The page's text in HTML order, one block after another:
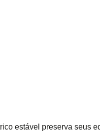
estável preserva seus